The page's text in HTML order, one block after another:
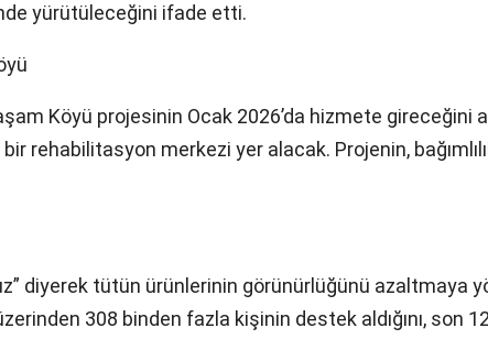
yürütüleceğini ifade etti.
Köyü projesinin Ocak 2026’da hizmete gireceğini
rehabilitasyon merkezi yer alacak. Projenin,
diyerek tütün ürünlerinin görünürlüğünü azaltmaya
308 binden fazla kişinin destek aldığını, son